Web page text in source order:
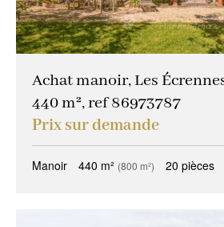
Achat manoir, Les
440 m², ref 86973787
Prix sur demande
Manoir 440 m² (800 m²) 20 pièces